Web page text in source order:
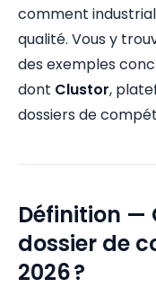
comment
qualité. Vous y
des exemples
dont Clustor,
dossiers de
Définition —
dossier de
2026 ?